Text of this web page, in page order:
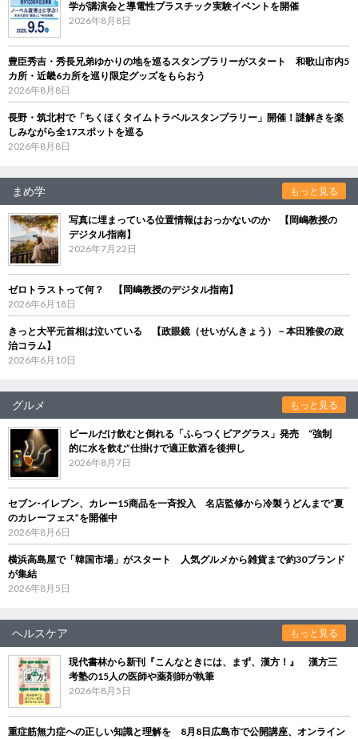
学が講演会と導電性プラスチック実験イベントを開催
2026年8月8日
豊臣秀吉・秀長兄弟ゆかりの地を巡るスタンプラリーがスタート 和歌山市内5
カ所・近畿6カ所を巡り限定グッズをもらおう
2026年8月8日
長野・筑北村で「ちくほくタイムトラベルスタンプラリー」開催！謎解きを楽
しみながら全17スポットを巡る
2026年8月8日
まめ学 もっと見る
写真に埋まっている位置情報はおっかないのか 【岡嶋教授の
デジタル指南】
2026年7月22日
ゼロトラストって何？ 【岡嶋教授のデジタル指南】
2026年6月18日
きっと大平元首相は泣いている 【政眼鏡（せいがんきょう）－本田雅俊の政
治コラム】
2026年6月10日
グルメ もっと見る
ビールだけ飲むと倒れる「ふらつくビアグラス」発売 “強制
的に水を飲む”仕掛けで適正飲酒を後押し
2026年8月7日
セブン‐イレブン、カレー15商品を一斉投入 名店監修から冷製うどんまで“夏
のカレーフェス”を開催中
2026年8月6日
横浜高島屋で「韓国市場」がスタート 人気グルメから雑貨まで約30ブランド
が集結
2026年8月5日
ヘルスケア もっと見る
現代書林から新刊『こんなときには、まず、漢方！』 漢方三
考塾の15人の医師や薬剤師が執筆
2026年8月5日
重症筋無力症への正しい知識と理解を 8月8日広島市で公開講座、オンライン